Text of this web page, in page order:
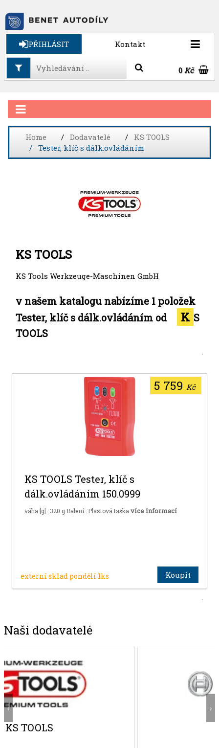
PŘIHLÁSIT Kontakt
0Kč
Home Dodavatelé
KS TOOLS
Tester, klíč s dálk.ovládáním
KS TOOLS
KS Tools Werkzeuge-Maschinen GmbH
v našem katalogu nabízíme 1 položek
Tester, klíč s dálk.ovládáním od
K S
TOOLS
KS TOOLS Tester, klíč s
dálk.ovládáním 150.0999
váha [g] : 320 g Balení : Plastová taška více informací
externí sklad pondělí 1ks Koupit
5 759 Kč
Naši dodavatelé
‹ ›